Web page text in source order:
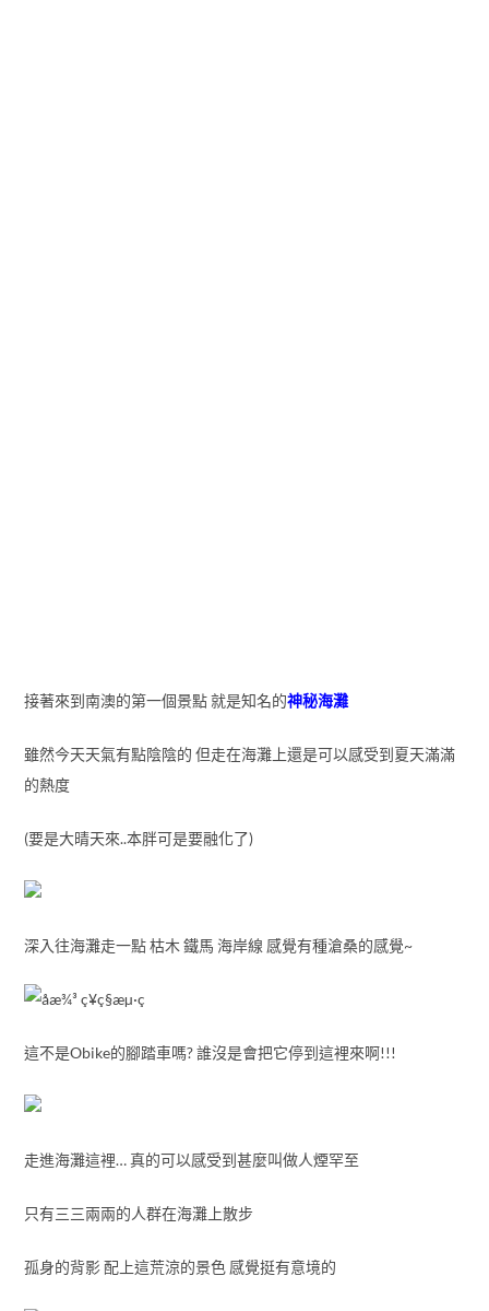
接著來到南澳的第一個景點 就是知名的神秘海灘
雖然今天天氣有點陰陰的 但走在海灘上還是可以感受到夏天滿滿
的熱度
(要是大晴天來..本胖可是要融化了)
深入往海灘走一點 枯木 鐵馬 海岸線 感覺有種滄桑的感覺~
這不是Obike的腳踏車嗎? 誰沒是會把它停到這裡來啊!!!
走進海灘這裡… 真的可以感受到甚麼叫做人煙罕至
只有三三兩兩的人群在海灘上散步
孤身的背影 配上這荒涼的景色 感覺挺有意境的